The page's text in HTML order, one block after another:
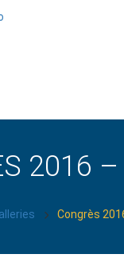
2016 –
Congrès